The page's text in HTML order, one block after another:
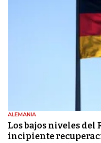
ALEMANIA
Los bajos niveles del
incipiente